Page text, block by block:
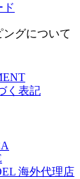
ド
グについて
く表記
海外代理店